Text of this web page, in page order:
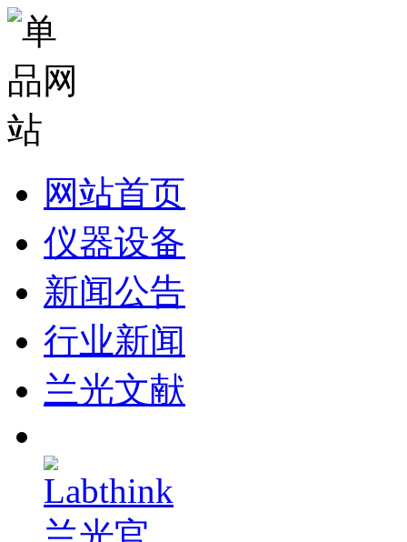
网站首页
仪器设备
新闻公告
行业新闻
兰光文献